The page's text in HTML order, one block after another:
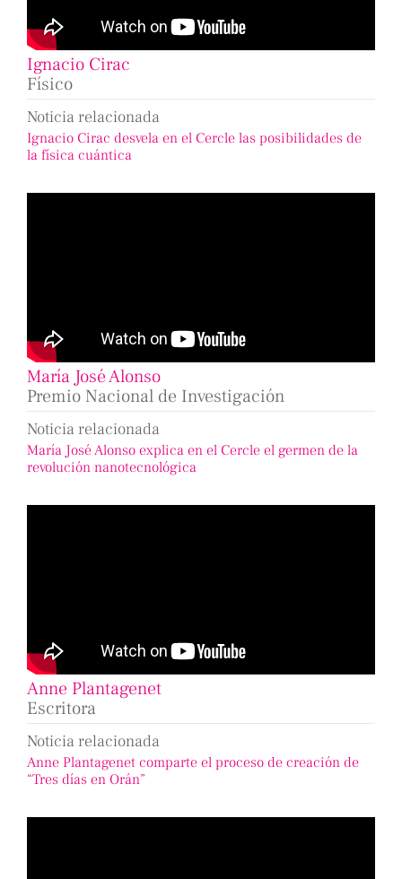
Ignacio Cirac
Físico
Noticia relacionada
Ignacio Cirac desvela en el Cercle las posibilidades de
la física cuántica
María José Alonso
Premio Nacional de Investigación
Noticia relacionada
María José Alonso explica en el Cercle el germen de la
revolución nanotecnológica
Anne Plantagenet
Escritora
Noticia relacionada
Anne Plantagenet comparte el proceso de creación de
“Tres días en Orán”